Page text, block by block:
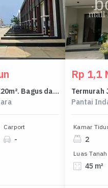
Gudang Bizpark Pik2 1 Lantai 6X20m². Bagus dan Rapih
Carport
-
Rp 1,1
Pantai
Kamar
2
Luas Tanah
45 m²